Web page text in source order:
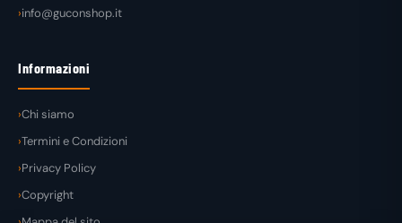
info@guconshop.it
Informazioni
Chi siamo
Termini e Condizioni
Privacy Policy
Copyright